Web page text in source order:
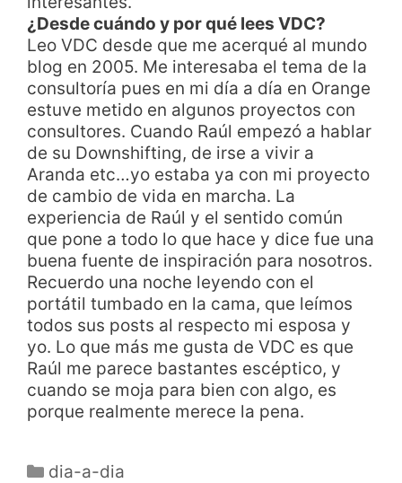
¿Desde cuándo y por qué lees VDC?
Leo VDC desde que me acerqué al mundo
blog en 2005. Me interesaba el tema de la
consultoría pues en mi día a día en Orange
estuve metido en algunos proyectos con
consultores. Cuando Raúl empezó a hablar
de su Downshifting, de irse a vivir a
Aranda etc…yo estaba ya con mi proyecto
de cambio de vida en marcha. La
experiencia de Raúl y el sentido común
que pone a todo lo que hace y dice fue una
buena fuente de inspiración para nosotros.
Recuerdo una noche leyendo con el
portátil tumbado en la cama, que leímos
todos sus posts al respecto mi esposa y
yo. Lo que más me gusta de VDC es que
Raúl me parece bastantes escéptico, y
cuando se moja para bien con algo, es
porque realmente merece la pena.
dia-a-dia